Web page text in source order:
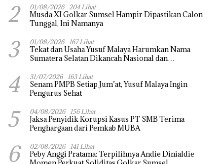
2 01/08/2026 204 Lihat
Musda XI Golkar Sumsel Hampir Dipastikan Calon
Tunggal, Ini Namanya
3 01/08/2026 167 Lihat
Tekat dan Usaha Yusuf Malaya Harumkan Nama
Sumatera Selatan Dikancah Nasional dan
4 31/07/2026 163 Lihat
Senam PMPB Setiap Jum’at, Yusuf Malaya Ingin
Pengurus Sehat
5 04/08/2026 156 Lihat
Jaksa Penyidik Korupsi Kasus PT SMB Terima
Penghargaan dari Pemkab MUBA
6 02/08/2026 141 Lihat
Peby Anggi Pratama: Terpilihnya Andie Dinialdie